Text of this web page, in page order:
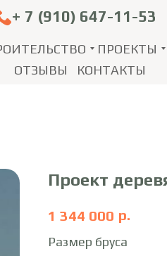
ПРОЕКТЫ
ОТЗЫВЫ КОНТАКТЫ
+ 7 (910) 647-11-53
Проект
1 344 000 р.
Размер бруса